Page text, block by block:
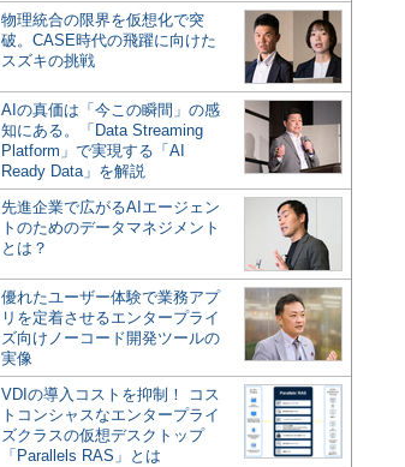
物理統合の限界を仮想化で突
破。CASE時代の飛躍に向けた
スズキの挑戦
AIの真価は「今この瞬間」の感
知にある。「Data Streaming
Platform」で実現する「AI
Ready Data」を解説
先進企業で広がるAIエージェン
トのためのデータマネジメント
とは？
優れたユーザー体験で業務アプ
リを定着させるエンタープライ
ズ向けノーコード開発ツールの
実像
VDIの導入コストを抑制！ コス
トコンシャスなエンタープライ
ズクラスの仮想デスクトップ
「Parallels RAS」とは